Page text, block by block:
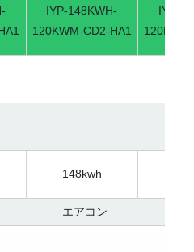
IYP-148KWH-
120KWM-CD2-HA1
IYP-
148kwh
エアコン